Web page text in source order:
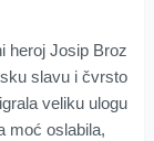
heroj Josip Broz
slavu i čvrsto
veliku ulogu
moć oslabila,